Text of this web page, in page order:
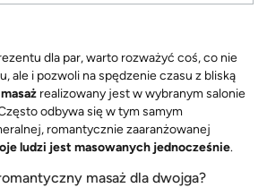
dla par, warto rozważyć coś, co nie
ale i pozwoli na spędzenie czasu z bliską
realizowany jest w wybranym salonie
odbywa się w tym samym
romantycznie zaaranżowanej
ludzi jest masowanych jednocześnie.
masaż dla dwojga?